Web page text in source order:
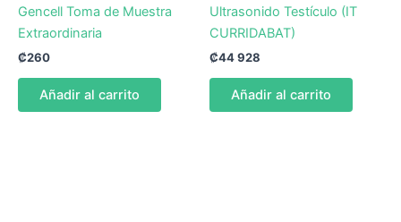
Gencell Toma de Muestra
Extraordinaria
₡260
Añadir al carrito
Ultrasonido Testículo (IT
CURRIDABAT)
₡44 928
Añadir al carrito